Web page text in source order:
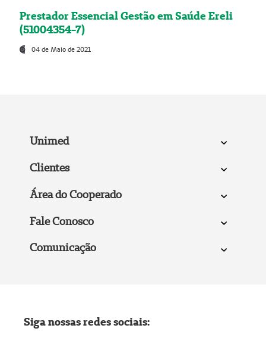
Prestador Essencial Gestão em Saúde Ereli
(51004354-7)
04 de Maio de 2021
Unimed
Clientes
Área do Cooperado
Fale Conosco
Comunicação
Siga nossas redes sociais: